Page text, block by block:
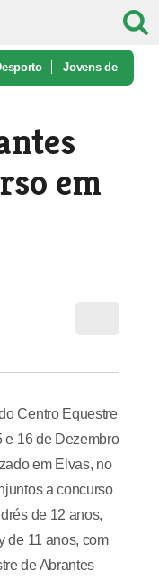
Jovens de
em
Centro Equestre
e 16 de Dezembro
em Elvas, no
a concurso
de 12 anos,
de 11 anos, com
de Abrantes